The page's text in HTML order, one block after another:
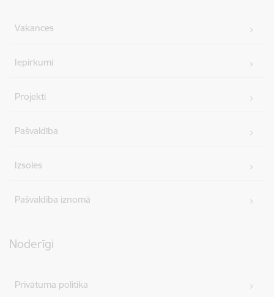
Vakances
Iepirkumi
Projekti
Pašvaldība
Izsoles
Pašvaldība iznomā
Noderīgi
Privātuma politika